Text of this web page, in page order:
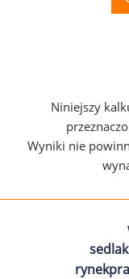
Niniejszy
Wyniki nie